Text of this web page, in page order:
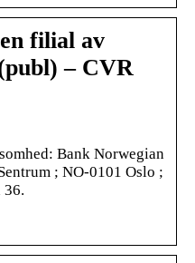
filial av
– CVR
Bank Norwegian
; NO-0101 Oslo ;
36.